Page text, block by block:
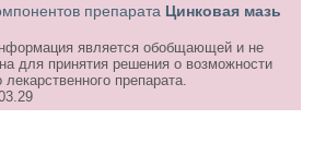
препарата Цинковая мазь
является обобщающей и не
для принятия решения о возможности
препарата.